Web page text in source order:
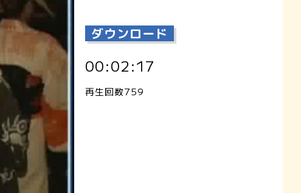
ダウンロード
00:02:17
再生回数759